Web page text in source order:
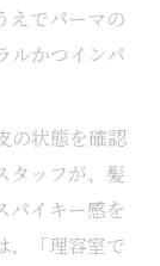
えでパーマの
ルかつインパ
の状態を確認
タッフが、髪
パイキー感を
、「理容室で